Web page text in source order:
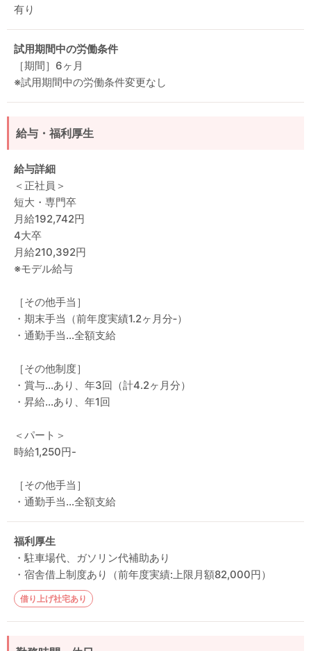
有り
試用期間中の労働条件
［期間］6ヶ月
※試用期間中の労働条件変更なし
給与・福利厚生
給与詳細
＜正社員＞
短大・専門卒
月給192,742円
4大卒
月給210,392円
※モデル給与
［その他手当］
・期末手当（前年度実績1.2ヶ月分‐）
・通勤手当…全額支給
［その他制度］
・賞与…あり、年3回（計4.2ヶ月分）
・昇給…あり、年1回
＜パート＞
時給1,250円-
［その他手当］
・通勤手当…全額支給
福利厚生
・駐車場代、ガソリン代補助あり
・宿舎借上制度あり（前年度実績:上限月額82,000円）
借り上げ社宅あり